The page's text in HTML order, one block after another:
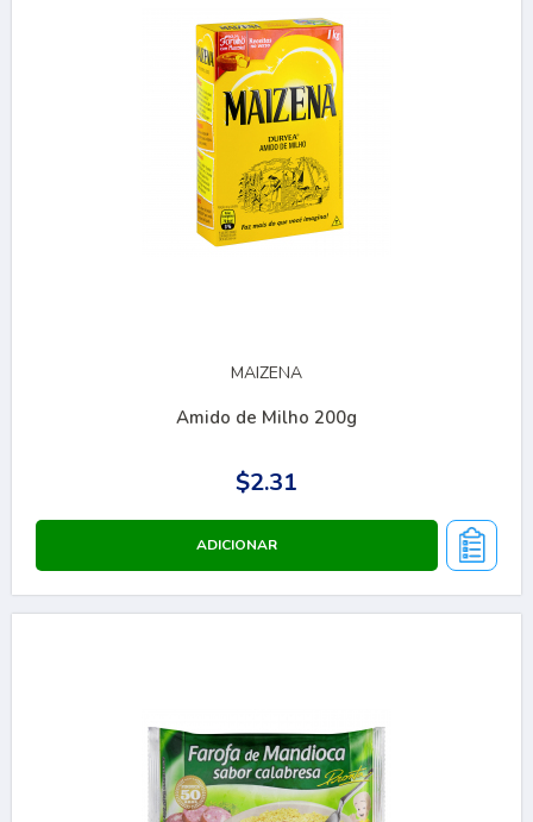
MAIZENA
Amido de Milho 200g
$2.31